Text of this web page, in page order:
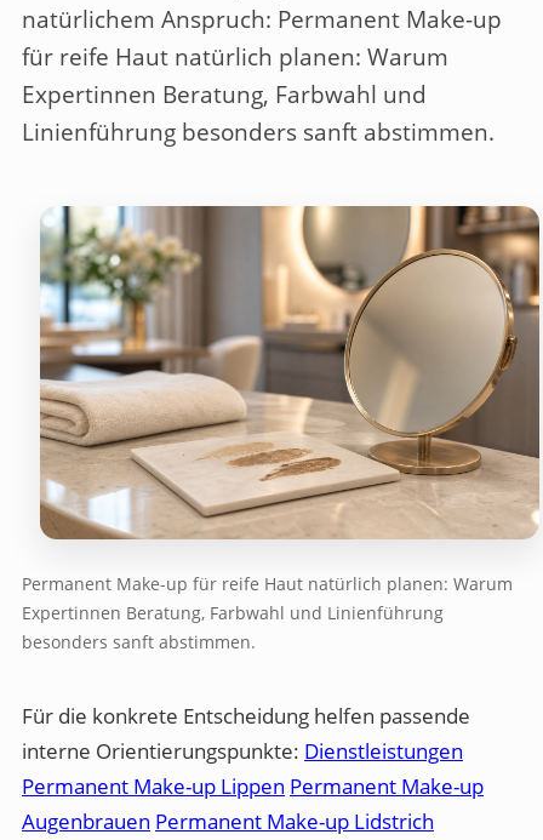
natürlichem Anspruch: Permanent Make-up
für reife Haut natürlich planen: Warum
Expertinnen Beratung, Farbwahl und
Linienführung besonders sanft abstimmen.
Permanent Make-up für reife Haut natürlich planen: Warum
Expertinnen Beratung, Farbwahl und Linienführung
besonders sanft abstimmen.
Für die konkrete Entscheidung helfen passende
interne Orientierungspunkte: Dienstleistungen
Permanent Make-up Lippen Permanent Make-up
Augenbrauen Permanent Make-up Lidstrich